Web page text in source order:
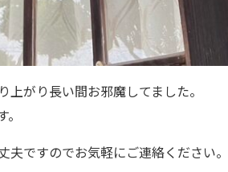
がり長い間お邪魔してました。
ですのでお気軽にご連絡ください。